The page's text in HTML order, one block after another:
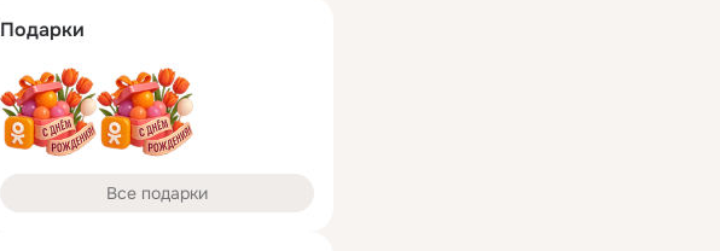
Подарки
Все подарки